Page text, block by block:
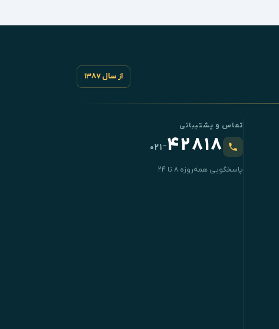
از سال ۱۳۸۷
تماس و پشتیبانی
۴۲۸۱۸-۰۲۱
پاسخگویی همه‌روزه ۸ تا ۲۴